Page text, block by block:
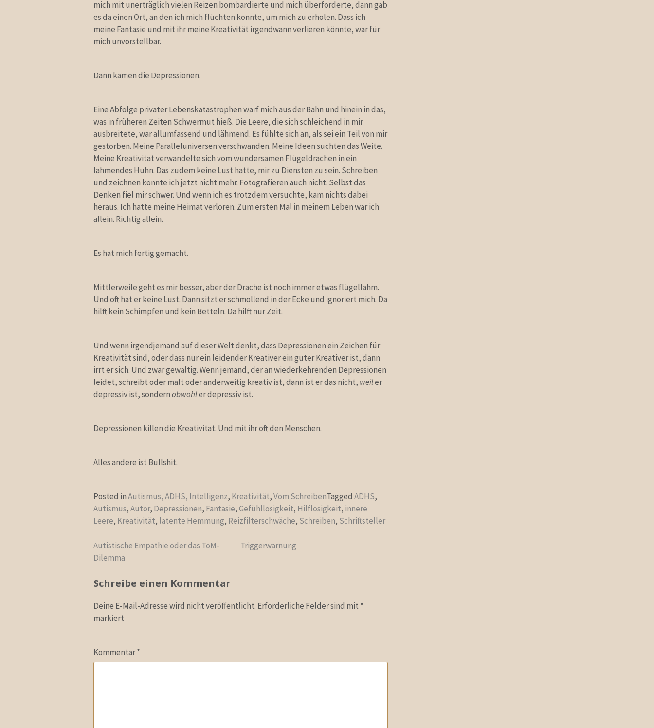
mich mit unerträglich vielen Reizen bombardierte und mich überforderte, dann gab
es da einen Ort, an den ich mich flüchten konnte, um mich zu erholen. Dass ich
meine Fantasie und mit ihr meine Kreativität irgendwann verlieren könnte, war für
mich unvorstellbar.
Dann kamen die Depressionen.
Eine Abfolge privater Lebenskatastrophen warf mich aus der Bahn und hinein in das,
was in früheren Zeiten Schwermut hieß. Die Leere, die sich schleichend in mir
ausbreitete, war allumfassend und lähmend. Es fühlte sich an, als sei ein Teil von mir
gestorben. Meine Paralleluniversen verschwanden. Meine Ideen suchten das Weite.
Meine Kreativität verwandelte sich vom wundersamen Flügeldrachen in ein
lahmendes Huhn. Das zudem keine Lust hatte, mir zu Diensten zu sein. Schreiben
und zeichnen konnte ich jetzt nicht mehr. Fotografieren auch nicht. Selbst das
Denken fiel mir schwer. Und wenn ich es trotzdem versuchte, kam nichts dabei
heraus. Ich hatte meine Heimat verloren. Zum ersten Mal in meinem Leben war ich
allein. Richtig allein.
Es hat mich fertig gemacht.
Mittlerweile geht es mir besser, aber der Drache ist noch immer etwas flügellahm.
Und oft hat er keine Lust. Dann sitzt er schmollend in der Ecke und ignoriert mich. Da
hilft kein Schimpfen und kein Betteln. Da hilft nur Zeit.
Und wenn irgendjemand auf dieser Welt denkt, dass Depressionen ein Zeichen für
Kreativität sind, oder dass nur ein leidender Kreativer ein guter Kreativer ist, dann
irrt er sich. Und zwar gewaltig. Wenn jemand, der an wiederkehrenden Depressionen
leidet, schreibt oder malt oder anderweitig kreativ ist, dann ist er das nicht, weiler
depressiv ist, sondernobwohler depressiv ist.
Depressionen killen die Kreativität. Und mit ihr oft den Menschen.
Alles andere ist Bullshit.
Posted inAutismus, ADHS, Intelligenz, Kreativität,Vom SchreibenTagged ADHS,
Autismus,Autor, Depressionen, Fantasie,Gefühllosigkeit, Hilflosigkeit, innere
Leere, Kreativität, latente Hemmung, Reizfilterschwäche, Schreiben, Schriftsteller
Beitragsnavigation
Autistische Empathie oder das ToM-
Dilemma
Triggerwarnung
Schreibe einen Kommentar
Deine E-Mail-Adresse wird nicht veröffentlicht. Erforderliche Felder sind mit *
markiert
Kommentar*